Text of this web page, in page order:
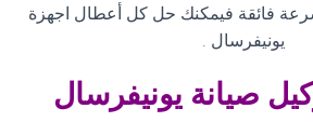
فائقة فيمكنك حل كل أعطال اجهزة
يونيفرسال
صيانة يونيفرسال